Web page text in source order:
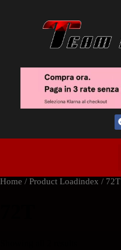
Home / Product Loadindex / 72T